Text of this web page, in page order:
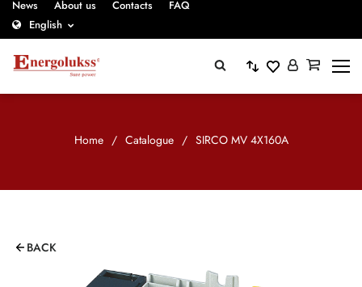
News About us Contacts
FAQ
English
Home / Catalogue / SIRCO MV 4X160A
BACK